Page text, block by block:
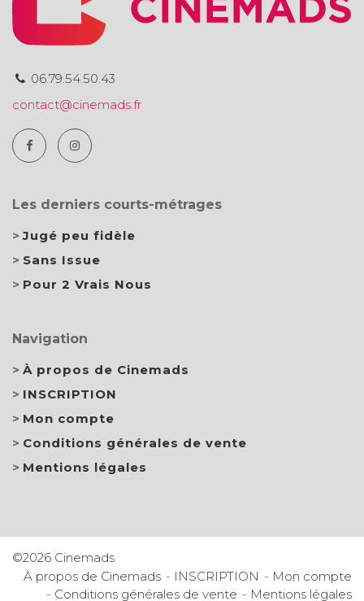
06.79.54.50.43
contact@cinemads.fr
Les derniers courts-métrages
Jugé peu fidèle
Sans Issue
Pour 2 Vrais Nous
Navigation
À propos de Cinemads
INSCRIPTION
Mon compte
Conditions générales de vente
Mentions légales
©2026 Cinemads
À propos de Cinemads
INSCRIPTION
Mon compte
Conditions générales de vente
Mentions légales